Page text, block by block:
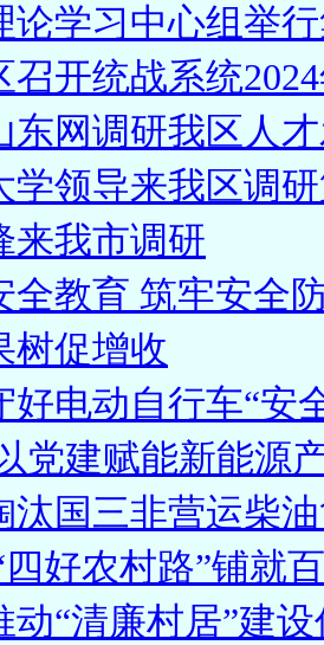
论学习中心组举
召开统战系统
东网调研我区人
学领导来我区调
来我市调研
全教育 筑牢安全
树促增收
好电动自行车“安
党建赋能新能源
汰国三非营运柴
四好农村路”铺就
动“清廉村居”建